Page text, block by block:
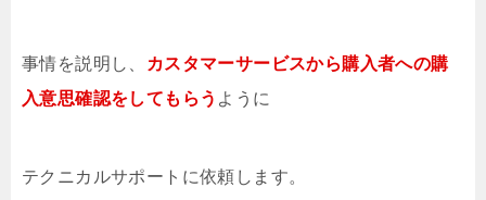
事情を説明し、 カスタマーサービスから購入者への購
入意思確認をしてもらう ように
テクニカルサポートに依頼します。